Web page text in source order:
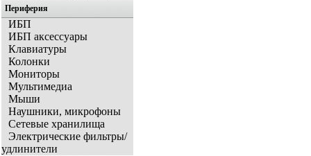
Периферия
ИБП
ИБП аксессуары
Клавиатуры
Колонки
Мониторы
Мультимедиа
Мыши
Наушники, микрофоны
Сетевые хранилища
Электрические фильтры/
удлинители